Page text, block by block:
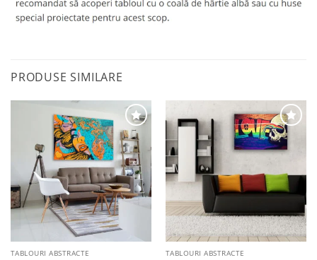
PRODUSE SIMILARE
Adaugă
la
favorite
TABLOURI ABSTRACTE
favorite
TABLOURI ABSTRACTE